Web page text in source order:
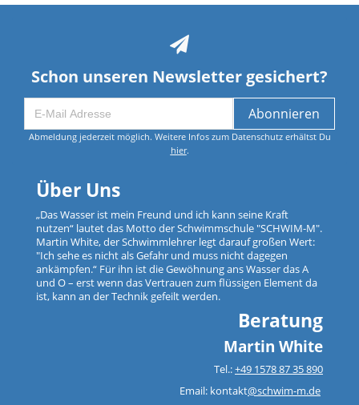
Schon unseren Newsletter gesichert?
Abonnieren
Abmeldung jederzeit möglich. Weitere Infos zum Datenschutz erhältst Du
hier.
Über Uns
„Das Wasser ist mein Freund und ich kann seine Kraft
nutzen“ lautet das Motto der Schwimmschule "SCHWIM-M".
Martin White, der Schwimmlehrer legt darauf großen Wert:
"Ich sehe es nicht als Gefahr und muss nicht dagegen
ankämpfen.“ Für ihn ist die Gewöhnung ans Wasser das A
und O – erst wenn das Vertrauen zum flüssigen Element da
ist, kann an der Technik gefeilt werden.
Beratung
Martin White
Tel.:+49 1578 87 35 890
Email: kontakt@schwim-m.de